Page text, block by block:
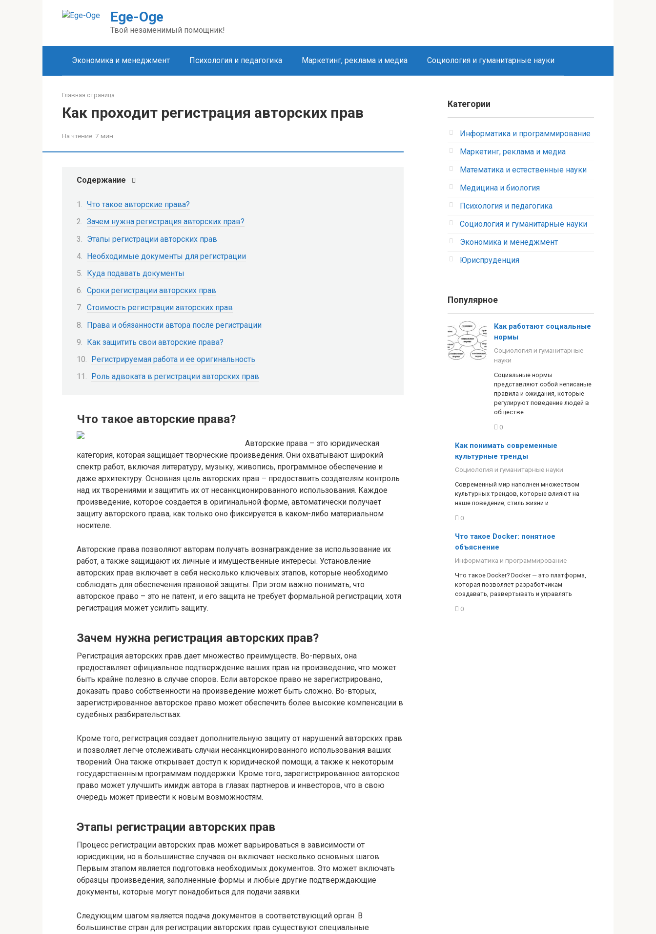
Ege-Oge
Твой незаменимый помощник!
Экономика и менеджмент Психология и педагогика Маркетинг, реклама и медиа Социология и гуманитарные науки
Главная страница
Как проходит регистрация авторских прав
На чтение: 7 мин
Содержание
Что такое авторские права?
Зачем нужна регистрация авторских прав?
Этапы регистрации авторских прав
Необходимые документы для регистрации
Куда подавать документы
Сроки регистрации авторских прав
Стоимость регистрации авторских прав
Права и обязанности автора после регистрации
Как защитить свои авторские права?
Регистрируемая работа и ее оригинальность
Роль адвоката в регистрации авторских прав
Что такое авторские права?
Авторские права – это юридическая
категория, которая защищает творческие произведения. Они охватывают широкий
спектр работ, включая литературу, музыку, живопись, программное обеспечение и
даже архитектуру. Основная цель авторских прав – предоставить создателям контроль
над их творениями и защитить их от несанкционированного использования. Каждое
произведение, которое создается в оригинальной форме, автоматически получает
защиту авторского права, как только оно фиксируется в каком-либо материальном
носителе.
Авторские права позволяют авторам получать вознаграждение за использование их
работ, а также защищают их личные и имущественные интересы. Установление
авторских прав включает в себя несколько ключевых этапов, которые необходимо
соблюдать для обеспечения правовой защиты. При этом важно понимать, что
авторское право – это не патент, и его защита не требует формальной регистрации, хотя
регистрация может усилить защиту.
Зачем нужна регистрация авторских прав?
Регистрация авторских прав дает множество преимуществ. Во-первых, она
предоставляет официальное подтверждение ваших прав на произведение, что может
быть крайне полезно в случае споров. Если авторское право не зарегистрировано,
доказать право собственности на произведение может быть сложно. Во-вторых,
зарегистрированное авторское право может обеспечить более высокие компенсации в
судебных разбирательствах.
Кроме того, регистрация создает дополнительную защиту от нарушений авторских прав
и позволяет легче отслеживать случаи несанкционированного использования ваших
творений. Она также открывает доступ к юридической помощи, а также к некоторым
государственным программам поддержки. Кроме того, зарегистрированное авторское
право может улучшить имидж автора в глазах партнеров и инвесторов, что в свою
очередь может привести к новым возможностям.
Этапы регистрации авторских прав
Процесс регистрации авторских прав может варьироваться в зависимости от
юрисдикции, но в большинстве случаев он включает несколько основных шагов.
Первым этапом является подготовка необходимых документов. Это может включать
образцы произведения, заполненные формы и любые другие подтверждающие
документы, которые могут понадобиться для подачи заявки.
Следующим шагом является подача документов в соответствующий орган. В
большинстве стран для регистрации авторских прав существуют специальные
Категории
Информатика и программирование
Маркетинг, реклама и медиа
Математика и естественные науки
Медицина и биология
Психология и педагогика
Социология и гуманитарные науки
Экономика и менеджмент
Юриспруденция
Популярное
Как работают социальные
нормы
Социология и гуманитарные
науки
Социальные нормы
представляют собой неписаные
правила и ожидания, которые
регулируют поведение людей в
обществе.
0
Как понимать современные
культурные тренды
Социология и гуманитарные науки
Современный мир наполнен множеством
культурных трендов, которые влияют на
наше поведение, стиль жизни и
0
Что такое Docker: понятное
объяснение
Информатика и программирование
Что такое Docker? Docker — это платформа,
которая позволяет разработчикам
создавать, развертывать и управлять
0